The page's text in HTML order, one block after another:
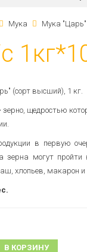
Мука Мука "Царь"
(сорт высший), 1 кг.
зерно, щедростью
в первую
зерна могут пройти
хлопьев, макарон и
В КОРЗИНУ